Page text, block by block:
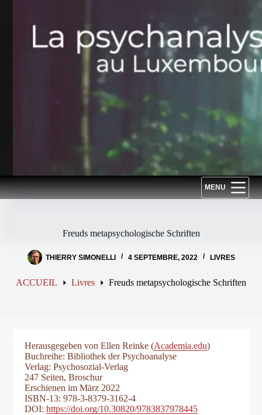
MENU
Freuds metapsychologische Schriften
THIERRY SIMONELLI 4 SEPTEMBRE, 2022 LIVRES
ACCUEIL Livres Freuds metapsychologische Schriften
Herausgegeben von Ellen Reinke (Academia.edu)
Buchreihe: Bibliothek der Psychoanalyse
Verlag: Psychosozial-Verlag
247 Seiten, Broschur
Erschienen im März 2022
ISBN-13: 978-3-8379-3162-4
DOI:https://doi.org/10.30820/9783837978445